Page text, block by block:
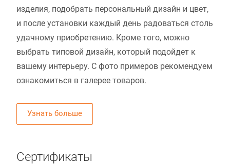
изделия, подобрать персональный дизайн и цвет,
и после установки каждый день радоваться столь
удачному приобретению. Кроме того, можно
выбрать типовой дизайн, который подойдет к
вашему интерьеру. С фото примеров рекомендуем
ознакомиться в галерее товаров.
Узнать больше
Сертификаты